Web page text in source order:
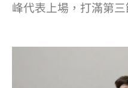
峰代表上場，打滿第三